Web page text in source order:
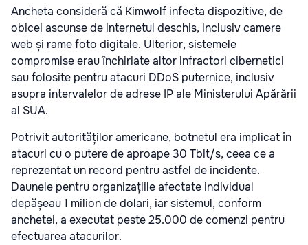
Ancheta consideră că Kimwolf infecta dispozitive, de
obicei ascunse de internetul deschis, inclusiv camere
web și rame foto digitale. Ulterior, sistemele
compromise erau închiriate altor infractori cibernetici
sau folosite pentru atacuri DDoS puternice, inclusiv
asupra intervalelor de adrese IP ale Ministerului Apărării
al SUA.
Potrivit autorităților americane, botnetul era implicat în
atacuri cu o putere de aproape 30 Tbit/s, ceea ce a
reprezentat un record pentru astfel de incidente.
Daunele pentru organizațiile afectate individual
depășeau 1 milion de dolari, iar sistemul, conform
anchetei, a executat peste 25.000 de comenzi pentru
efectuarea atacurilor.